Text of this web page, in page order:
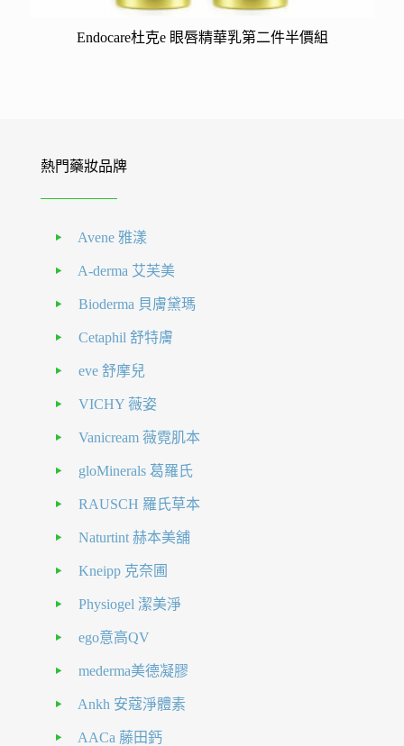
Endocare杜克e 眼唇精華乳第二件半價組
熱門藥妝品牌
Avene 雅漾
A-derma 艾芙美
Bioderma 貝膚黛瑪
Cetaphil 舒特膚
eve 舒摩兒
VICHY 薇姿
Vanicream 薇霓肌本
gloMinerals 葛羅氏
RAUSCH 羅氏草本
Naturtint 赫本美舖
Kneipp 克奈圃
Physiogel 潔美淨
ego意高QV
mederma美德凝膠
Ankh 安蔻淨體素
AACa 藤田鈣